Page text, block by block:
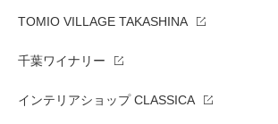
TOMIO VILLAGE TAKASHINA
千葉ワイナリー
インテリアショップ CLASSICA